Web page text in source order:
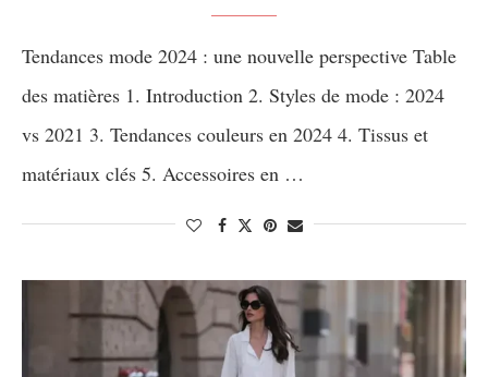
Tendances mode 2024 : une nouvelle perspective Table
des matières 1. Introduction 2. Styles de mode : 2024
vs 2021 3. Tendances couleurs en 2024 4. Tissus et
matériaux clés 5. Accessoires en …